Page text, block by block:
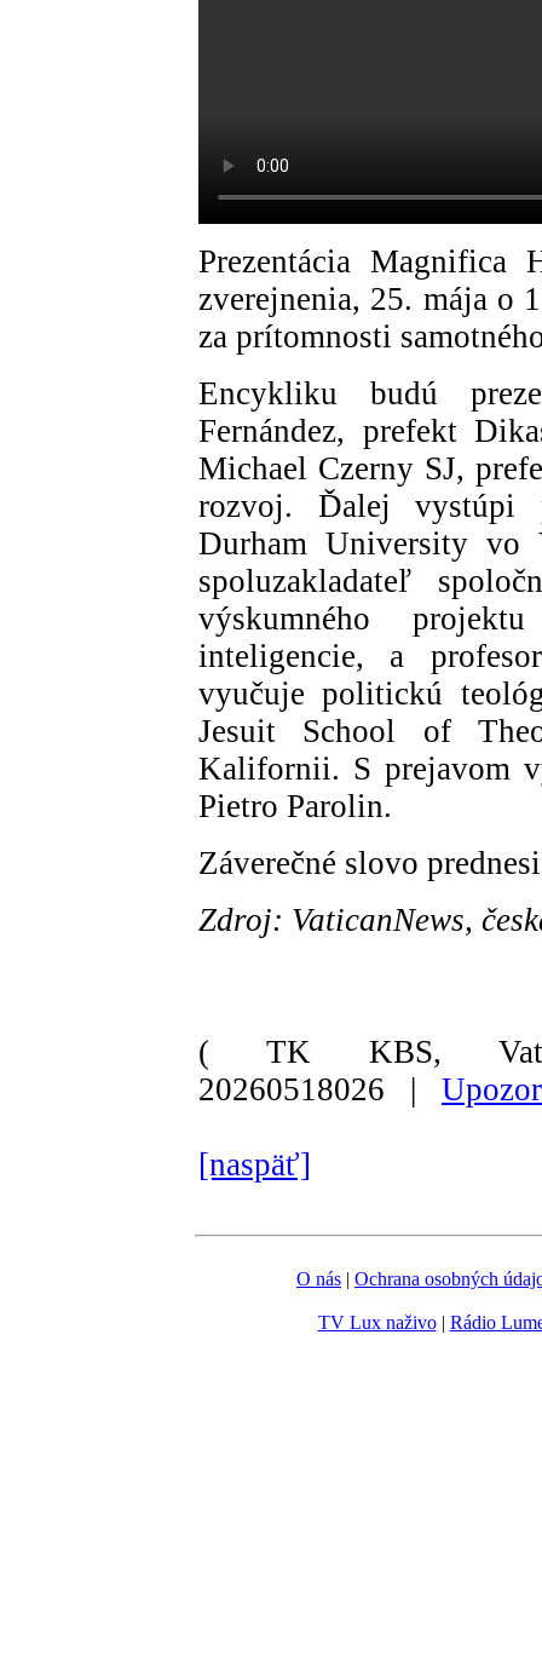
Prezentácia Magnifica
zverejnenia, 25. mája o
za prítomnosti
Encykliku budú
Fernández, prefekt
Michael Czerny SJ,
rozvoj. Ďalej vystúpi
Durham University vo
spoluzakladateľ
výskumného
inteligencie, a
vyučuje politickú
Jesuit School of
Kalifornii. S prejavom
Pietro Parolin.
Záverečné slovo
Zdroj: VaticanNews,
( TK KBS,
20260518026 |
[naspäť]
O nás | Ochrana osobných
TV Lux naživo| Rádio